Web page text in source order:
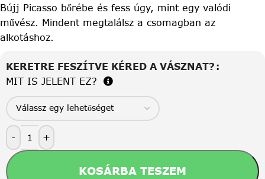
Bújj Picasso bőrébe és fess úgy, mint egy valódi
művész. Mindent megtalálsz a csomagban az
alkotáshoz.
KERETRE FESZÍTVE KÉRED A VÁSZNAT?
MIT IS JELENT EZ?
- +
KOSÁRBA TESZEM